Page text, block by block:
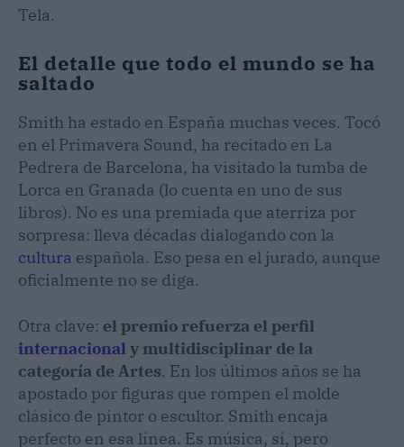
Tela.
El detalle que todo el mundo se ha
saltado
Smith ha estado en España muchas veces. Tocó
en el Primavera Sound, ha recitado en La
Pedrera de Barcelona, ha visitado la tumba de
Lorca en Granada (lo cuenta en uno de sus
libros). No es una premiada que aterriza por
sorpresa: lleva décadas dialogando con la
cultura española. Eso pesa en el jurado, aunque
oficialmente no se diga.
Otra clave: el premio refuerza el perfil
internacionaly multidisciplinar de la
categoría de Artes. En los últimos años se ha
apostado por figuras que rompen el molde
clásico de pintor o escultor. Smith encaja
perfecto en esa línea. Es música, sí, pero